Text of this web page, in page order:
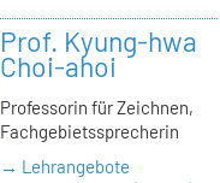
Prof. Kyung-hwa
Choi-ahoi
Professorin für Zeichnen,
Fachgebietssprecherin
→ Lehrangebote